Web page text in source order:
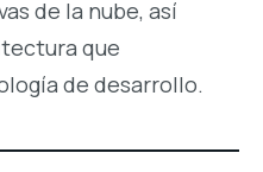
de la nube, así
que
de desarrollo.